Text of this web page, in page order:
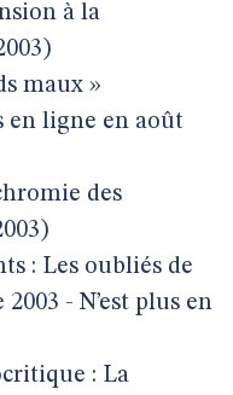
à la
maux »
en ligne en août
des
: Les oubliés de
- N’est plus en
: La